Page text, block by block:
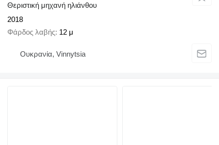
Θεριστική μηχανή ηλιάνθου
2018
Φάρδος λαβής 12 μ
Ουκρανία, Vinnytsia